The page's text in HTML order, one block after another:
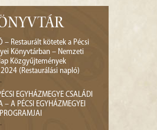
– Restaurált kötetek a Pécsi
Könyvtárban – Nemzeti
Közgyűjtemények
(Restaurálási napló)
EGYHÁZMEGYE CSALÁDI
– A PÉCSI EGYHÁZMEGYEI